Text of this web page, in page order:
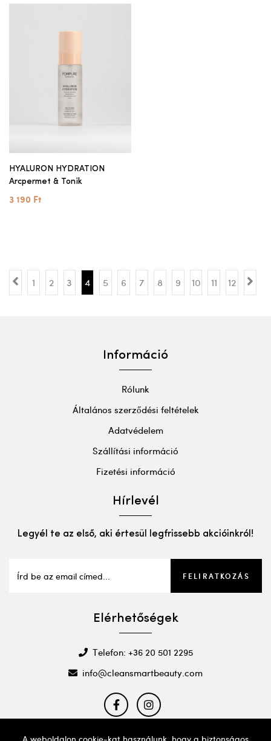
HYALURON HYDRATION
Arcpermet & Tonik
3 190 Ft
1 2 3 4 5 6 7 8 9 10 11 12
Információ
Rólunk
Általános szerződési feltételek
Adatvédelem
Szállítási információ
Fizetési információ
Hírlevél
Legyél te az első, aki értesül legfrissebb akcióinkról!
FELIRATKOZÁS
Elérhetőségek
Telefon: +36 20 501 2295
info@cleansmartbeauty.com